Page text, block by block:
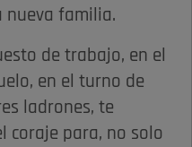
nueva familia.
de trabajo, en el
en el turno de
ladrones, te
coraje para, no solo